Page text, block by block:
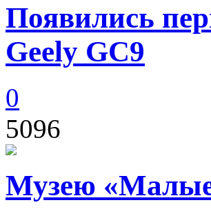
Появились
Geely GC9
0
5096
Музею «Малые